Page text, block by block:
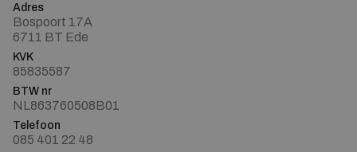
Adres
Bospoort 17A
6711 BT Ede
KVK
85835587
BTW nr
NL863760508B01
Telefoon
085 401 22 48